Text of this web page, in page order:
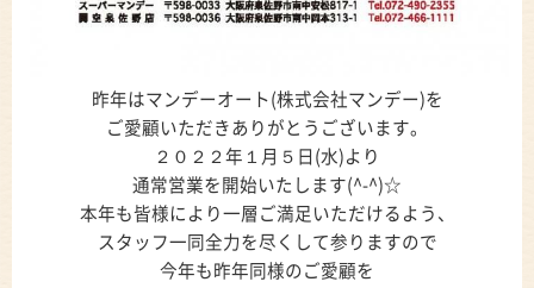
昨年はマンデーオート(株式会社マンデー)を
ご愛顧いただきありがとうございます。
２０２２年１月５日(水)より
通常営業を開始いたします(^-^)☆
本年も皆様により一層ご満足いただけるよう、
スタッフ一同全力を尽くして参りますので
今年も昨年同様のご愛顧を